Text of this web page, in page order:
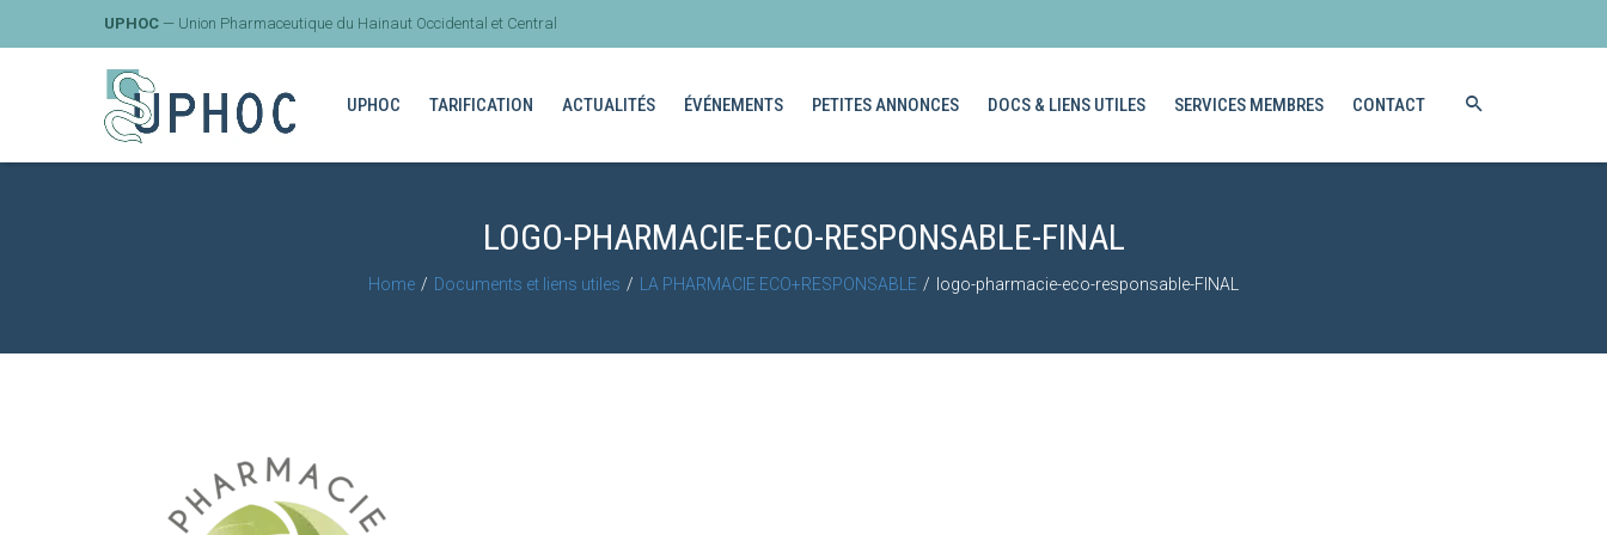
UPHOC — Union Pharmaceutique du Hainaut Occidental et Central
UPHOC TARIFICATION ACTUALITÉS ÉVÉNEMENTS PETITES ANNONCES DOCS & LIENS UTILES SERVICES MEMBRES CONTACT
LOGO-PHARMACIE-ECO-RESPONSABLE-FINAL
Home Documents et liens utiles LA PHARMACIE ECO+RESPONSABLE logo-pharmacie-eco-responsable-FINAL